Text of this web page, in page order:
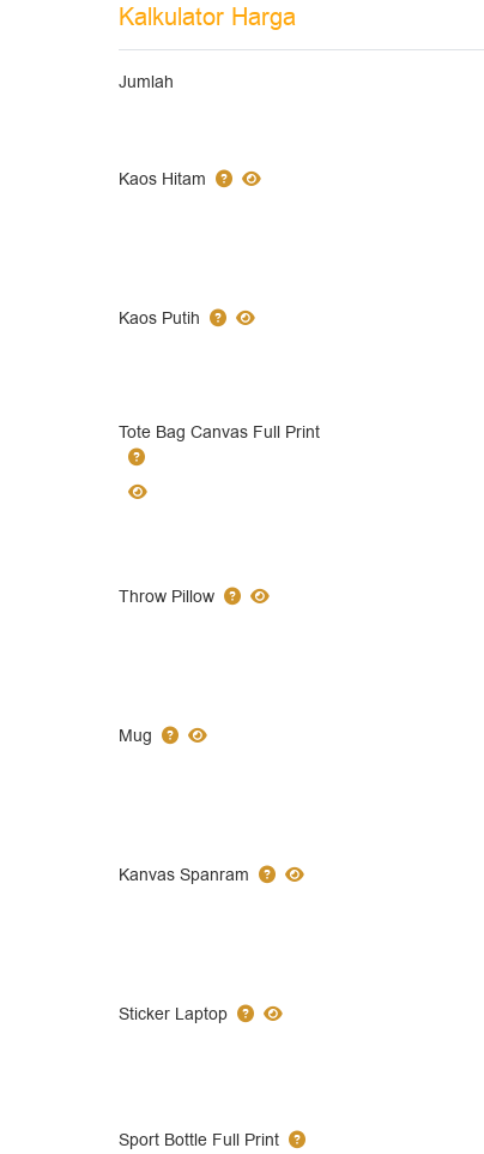
Kalkulator Harga
Jumlah
Kaos Hitam
Kaos Putih
Tote Bag Canvas Full Print
Throw Pillow
Mug
Kanvas Spanram
Sticker Laptop
Sport Bottle Full Print